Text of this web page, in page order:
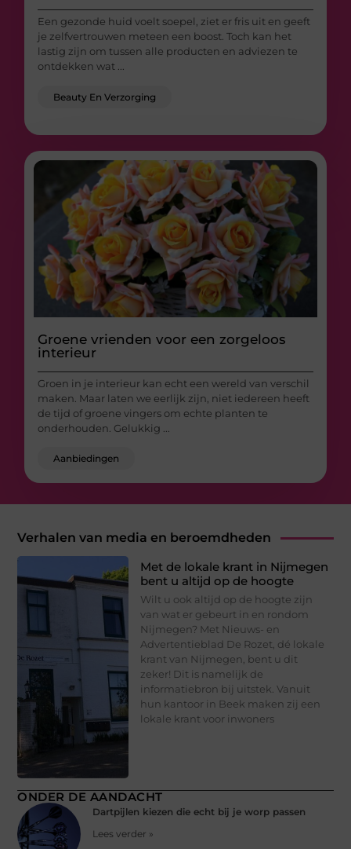
Een gezonde huid voelt soepel, ziet er fris uit en geeft
je zelfvertrouwen meteen een boost. Toch kan het
lastig zijn om tussen alle producten en adviezen te
ontdekken wat ...
Beauty En Verzorging
Groene vrienden voor een zorgeloos
interieur
Groen in je interieur kan echt een wereld van verschil
maken. Maar laten we eerlijk zijn, niet iedereen heeft
de tijd of groene vingers om echte planten te
onderhouden. Gelukkig ...
Aanbiedingen
Verhalen van media en beroemdheden
Met de lokale krant in Nijmegen
bent u altijd op de hoogte
Wilt u ook altijd op de hoogte zijn
van wat er gebeurt in en rondom
Nijmegen? Met Nieuws- en
Advertentieblad De Rozet, dé lokale
krant van Nijmegen, bent u dit
zeker! Dit is namelijk de
informatiebron bij uitstek. Vanuit
hun kantoor in Beek maken zij een
lokale krant voor inwoners
ONDER DE AANDACHT
Dartpijlen kiezen die echt bij je worp passen
Lees verder »